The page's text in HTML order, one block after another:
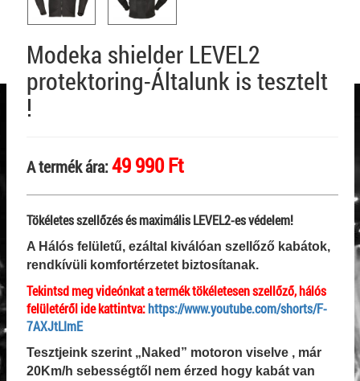
Modeka shielder LEVEL2
protektoring-Általunk is tesztelt
!
A termék ára:49 990 Ft
Tökéletes szellőzés és maximális LEVEL2-es védelem!
A Hálós felületű, ezáltal kiválóan szellőző kabátok,
rendkívüli komfortérzetet biztosítanak.
Tekintsd meg videónkat a termék tökéletesen szellőző, hálós
felületéről ide kattintva:https://www.youtube.com/shorts/F-
7AXJtLImE
Tesztjeink szerint „Naked” motoron viselve , már
20Km/h sebességtől nem érzed hogy kabát van